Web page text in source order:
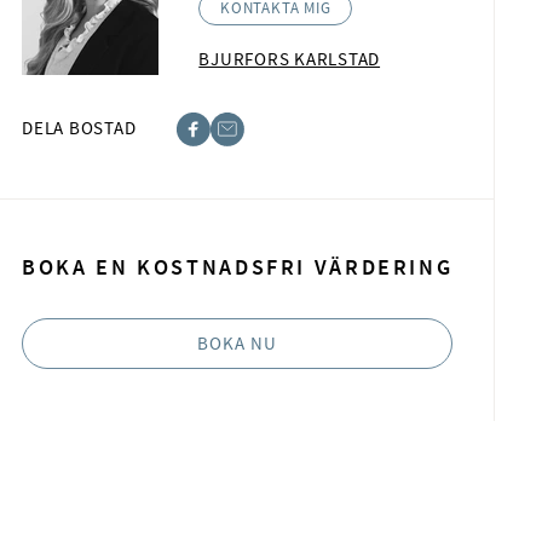
KONTAKTA MIG
BJURFORS KARLSTAD
DELA BOSTAD
BOKA EN KOSTNADSFRI VÄRDERING
BOKA NU